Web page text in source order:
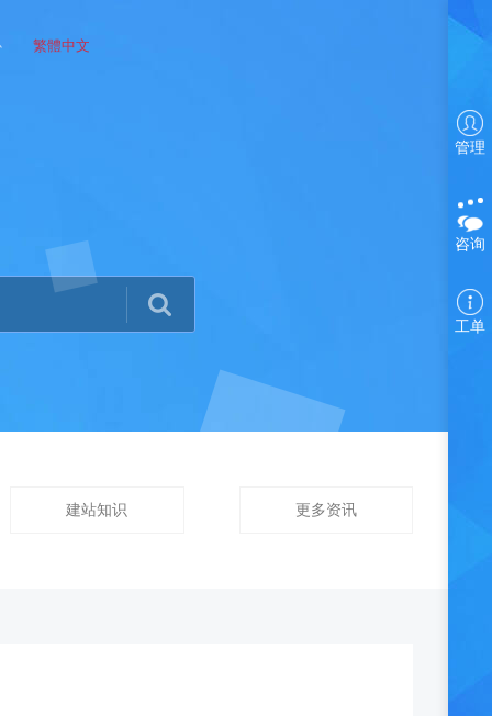
繁體中文
管理
咨询
工单
建站知识 更多资讯